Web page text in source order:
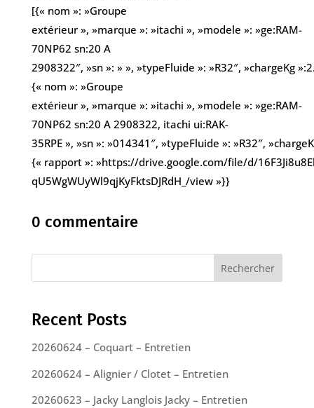
[{« nom »: »Groupe
extérieur », »marque »: »itachi », »modele »: »ge:RAM-
70NP62 sn:20 A
2908322″, »sn »: » », »typeFluide »: »R32″, »chargeKg
{« nom »: »Groupe
extérieur », »marque »: »itachi », »modele »: »ge:RAM-
70NP62 sn:20 A 2908322, itachi ui:RAK-
35RPE », »sn »: »014341″, »typeFluide »: »R32″,
{« rapport »: »https://drive.google.com/file/d/
qU5WgWUyWl9qjKyFktsDJRdH_/view »}}
0 commentaire
Rechercher
Recent Posts
20260624 – Coquart – Entretien
20260624 – Alignier / Clotet – Entretien
20260623 – Jacky Langlois Jacky – Entretien